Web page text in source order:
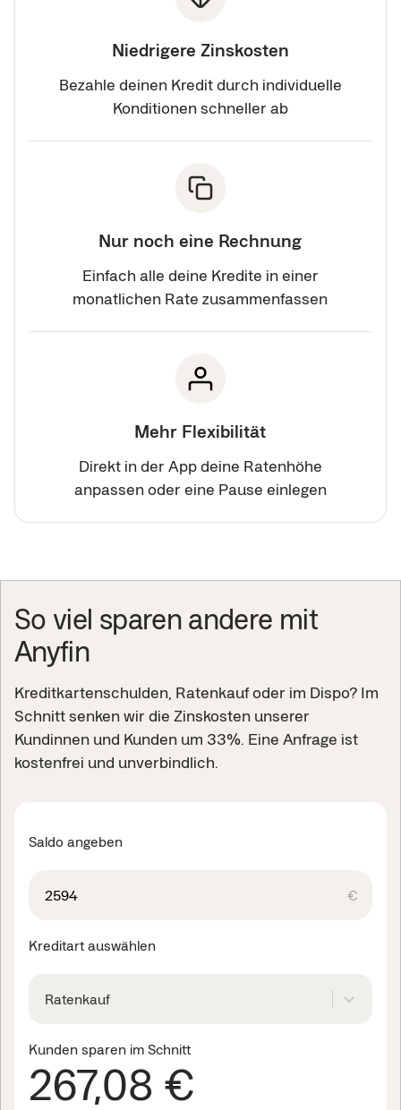
Niedrigere Zinskosten
Bezahle deinen Kredit durch individuelle
Konditionen schneller ab
Nur noch eine Rechnung
Einfach alle deine Kredite in einer
monatlichen Rate zusammenfassen
Mehr Flexibilität
Direkt in der App deine Ratenhöhe
anpassen oder eine Pause einlegen
So viel sparen andere mit
Anyfin
Kreditkartenschulden, Ratenkauf oder im Dispo? Im
Schnitt senken wir die Zinskosten unserer
Kundinnen und Kunden um 33%. Eine Anfrage ist
kostenfrei und unverbindlich.
Saldo angeben
€
Kreditart auswählen
Ratenkauf
Kunden sparen im Schnitt
267,08 €